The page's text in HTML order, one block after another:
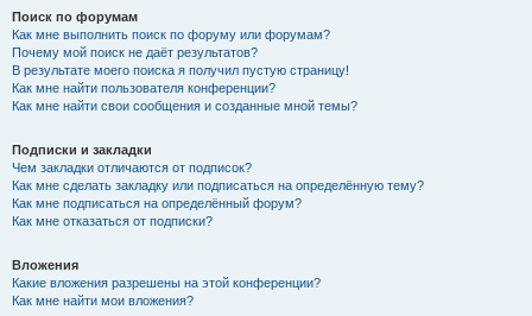
Поиск по форумам
Как мне выполнить поиск по форуму или форумам?
Почему мой поиск не даёт результатов?
В результате моего поиска я получил пустую страницу!
Как мне найти пользователя конференции?
Как мне найти свои сообщения и созданные мной темы?
Подписки и закладки
Чем закладки отличаются от подписок?
Как мне сделать закладку или подписаться на определённую тему?
Как мне подписаться на определённый форум?
Как мне отказаться от подписки?
Вложения
Какие вложения разрешены на этой конференции?
Как мне найти мои вложения?